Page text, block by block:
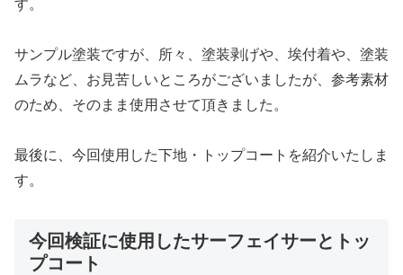
す。
サンプル塗装ですが、所々、塗装剥げや、埃付着や、塗装
ムラなど、お見苦しいところがございましたが、参考素材
のため、そのまま使用させて頂きました。
最後に、今回使用した下地・トップコートを紹介いたしま
す。
今回検証に使用したサーフェイサーとトッ
プコート